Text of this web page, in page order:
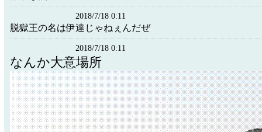
2018/7/18 0:11
脱獄王の名は伊達じゃねぇんだぜ
2018/7/18 0:11
なんか大意場所